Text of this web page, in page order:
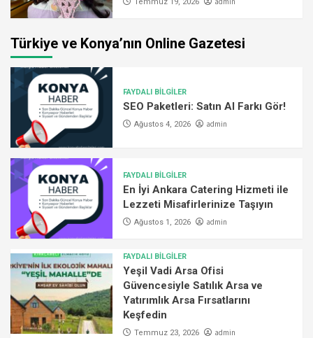
Temmuz 19, 2026
Türkiye ve Konya’nın Online Gazetesi
FAYDALI BİLGİLER
SEO Paketleri: Satın Al Farkı Gör!
Ağustos 4, 2026 admin
FAYDALI BİLGİLER
En İyi Ankara Catering Hizmeti ile
Lezzeti Misafirlerinize Taşıyın
Ağustos 1, 2026 admin
FAYDALI BİLGİLER
Yeşil Vadi Arsa Ofisi
Güvencesiyle Satılık Arsa ve
Yatırımlık Arsa Fırsatlarını
Keşfedin
Temmuz 23, 2026 admin